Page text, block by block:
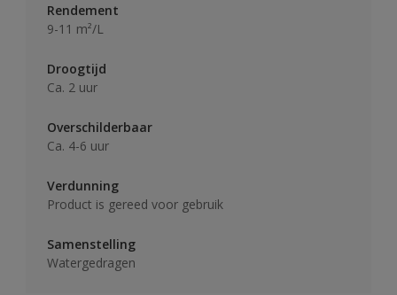
Rendement
9-11 m²/L
Droogtijd
Ca. 2 uur
Overschilderbaar
Ca. 4-6 uur
Verdunning
Product is gereed voor gebruik
Samenstelling
Watergedragen